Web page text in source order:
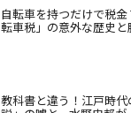
自転車を持つだけで税
転車税」の意外な歴史
教科書と違う！江戸時